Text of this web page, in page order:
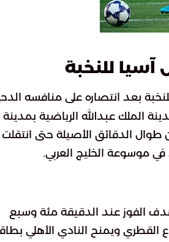
آسيا للنخبة
بعد انتصاره على منافسه
الملك عبدالله الرياضية بمدينة
الدقائق الأصيلة حتى انتقلت
في موسوعة الخليج العربي.
الفوز عند الدقيقة مئة وسبع
ويمنح النادي الأهلي